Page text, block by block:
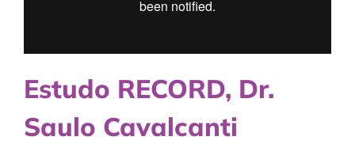
Estudo RECORD, Dr.
Saulo Cavalcanti